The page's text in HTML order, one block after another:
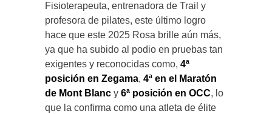
Fisioterapeuta, entrenadora de Trail y
profesora de pilates, este último logro
hace que este 2025 Rosa brille aún más,
ya que ha subido al podio en pruebas tan
exigentes y reconocidas como, 4ª
posición en Zegama, 4ª en el Maratón
de Mont Blanc y 6ª posición en OCC, lo
que la confirma como una atleta de élite